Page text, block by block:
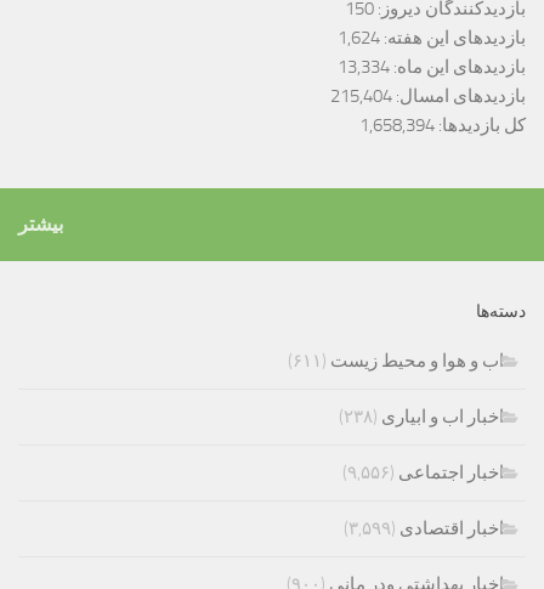
بازدیدکنندگان دیروز: 150
بازدیدهای این هفته: 1,624
بازدیدهای این ماه: 13,334
بازدیدهای امسال: 215,404
کل بازدیدها: 1,658,394
بیشتر
دسته‌ها
اب و هوا و محیط زیست (۶۱۱)
اخبار اب و ابیاری (۲۳۸)
اخبار اجتماعی (۹,۵۵۶)
اخبار اقتصادی (۳,۵۹۹)
اخبار بهداشتی ودر مانی (۹۰۰)